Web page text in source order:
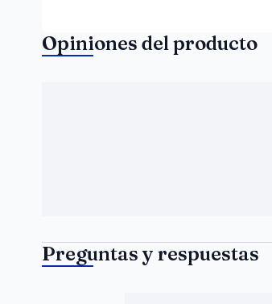
Opiniones del producto
Preguntas y respuestas